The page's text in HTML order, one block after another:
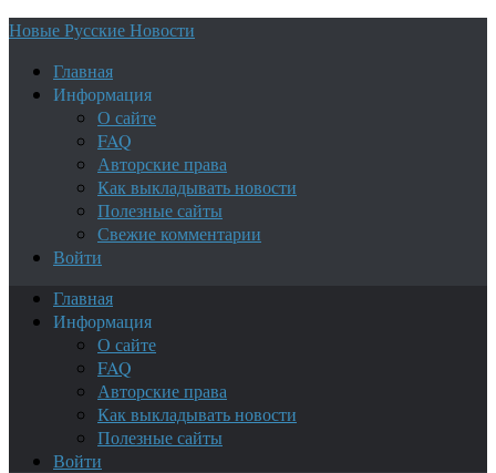
Новые Русские Новости
Главная
Информация
О сайте
FAQ
Авторские права
Как выкладывать новости
Полезные сайты
Свежие комментарии
Войти
Главная
Информация
О сайте
FAQ
Авторские права
Как выкладывать новости
Полезные сайты
Войти